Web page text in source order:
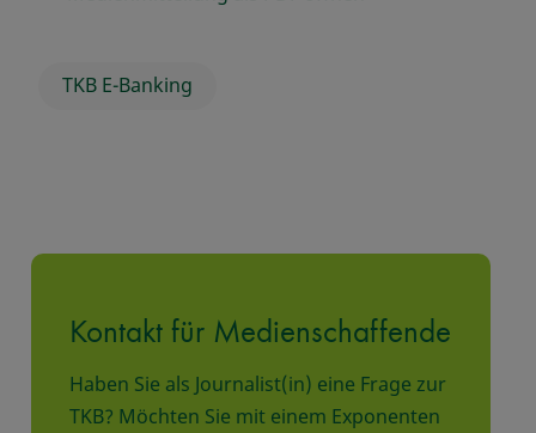
TKB E-Banking
Kontakt für Medienschaffende
Haben Sie als Journalist(in) eine Frage zur
TKB? Möchten Sie mit einem Exponenten